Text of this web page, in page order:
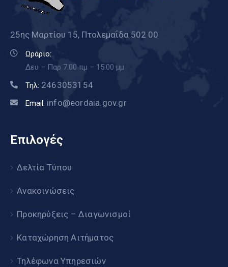
25ης Μαρτίου 15, Πτολεμαΐδα 502 00
Ωράριο:
Δευ – Παρ 7.00 πμ – 15.00 μμ
Τηλ: 2463053154
Email: info@eordaia.gov.gr
Επιλογές
Δελτία Τύπου
Ανακοινώσεις
Προκηρύξεις – Διαγωνισμοί
Καταχώρηση Αιτήματος
Τηλέφωνα Υπηρεσιών